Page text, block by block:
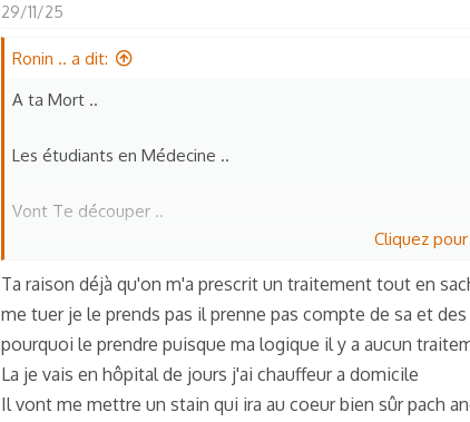
29/11/25
Ronin .. a dit:
A ta Mort ..
Les étudiants en Médecine ..
Vont Te découper ..
Cliquez
Ta raison déjà qu'on m'a prescrit un traitement tout en
me tuer je le prends pas il prenne pas compte de sa et
pourquoi le prendre puisque ma logique il y a aucun
La je vais en hôpital de jours j'ai chauffeur a domicile
Il vont me mettre un stain qui ira au coeur bien sûr pach